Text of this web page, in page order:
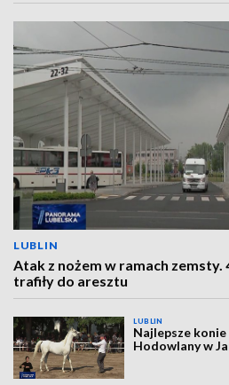
LUBLIN
Atak z nożem w ramach
trafiły do aresztu
LUBLIN
Najlepsze konie
Hodowlany w